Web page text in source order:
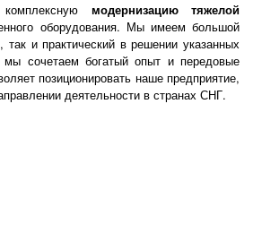
модернизацию тяжелой
оборудования. Мы имеем большой
так и практический в решении указанных
сочетаем богатый опыт и передовые
позиционировать наше предприятие,
деятельности в странах СНГ.